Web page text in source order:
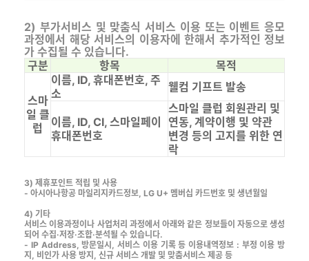
2) 부가서비스 및 맞춤식 서비스 이용 또는 이벤트 응모
과정에서 해당 서비스의 이용자에 한해서 추가적인 정보
가 수집될 수 있습니다.
구분
항목 목적
스마
일 클
럽
이름, ID, 휴대폰번호, 주
소
웰컴 기프트 발송
이름, ID, CI, 스마일페이
휴대폰번호
스마일 클럽 회원관리 및
연동, 계약이행 및 약관
변경 등의 고지를 위한 연
락
3) 제휴포인트 적립 및 사용
- 아시아나항공 마일리지카드정보, LG U+ 멤버십 카드번호 및 생년월일
4) 기타
서비스 이용과정이나 사업처리 과정에서 아래와 같은 정보들이 자동으로 생성
되어 수집·저장·조합·분석될 수 있습니다.
- IP Address, 방문일시, 서비스 이용 기록 등 이용내역정보 : 부정 이용 방
지, 비인가 사용 방지, 신규 서비스 개발 및 맞춤서비스 제공 등